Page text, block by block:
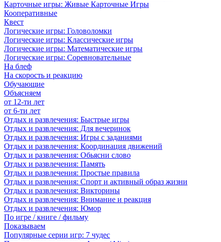
Карточные игры: Живые Карточные Игры
Кооперативные
Квест
Логические игры: Головоломки
Логические игры: Классические игры
Логические игры: Математические игры
Логические игры: Соревновательные
На блеф
На скорость и реакцию
Обучающие
Объясняем
от 12-ти лет
от 6-ти лет
Отдых и развлечения: Быстрые игры
Отдых и развлечения: Для вечеринок
Отдых и развлечения: Игры с заданиями
Отдых и развлечения: Координация движений
Отдых и развлечения: Обьясни слово
Отдых и развлечения: Память
Отдых и развлечения: Простые правила
Отдых и развлечения: Спорт и активный образ жизни
Отдых и развлечения: Викторины
Отдых и развлечения: Внимание и реакция
Отдых и развлечения: Юмор
По игре / книге / фильму
Показываем
Популярные серии игр: 7 чудес